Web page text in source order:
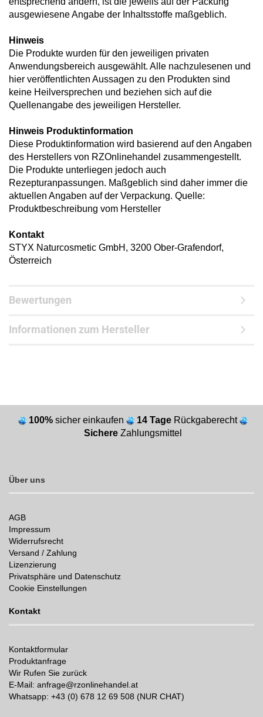
ausgewiesene Angabe der Inhaltsstoffe maßgeblich.
Hinweis
Die Produkte wurden für den jeweiligen privaten
Anwendungsbereich ausgewählt. Alle nachzulesenen und
hier veröffentlichten Aussagen zu den Produkten sind
keine Heilversprechen und beziehen sich auf die
Quellenangabe des jeweiligen Hersteller.
Hinweis Produktinformation
Diese Produktinformation wird basierend auf den Angaben
des Herstellers von RZOnlinehandel zusammengestellt.
Die Produkte unterliegen jedoch auch
Rezepturanpassungen. Maßgeblich sind daher immer die
aktuellen Angaben auf der Verpackung. Quelle:
Produktbeschreibung vom Hersteller
Kontakt
STYX Naturcosmetic GmbH, 3200 Ober-Grafendorf,
Österreich
Bewertungen
Informationen zum Hersteller
100% sicher einkaufen 14 Tage Rückgaberecht
Sichere Zahlungsmittel
Über uns
AGB
Impressum
Widerrufsrecht
Versand / Zahlung
Lizenzierung
Privatsphäre und Datenschutz
Cookie Einstellungen
Kontakt
Kontaktformular
Produktanfrage
Wir Rufen Sie zurück
E-Mail: anfrage@rzonlinehandel.at
Whatsapp: +43 (0) 678 12 69 508 (NUR CHAT)